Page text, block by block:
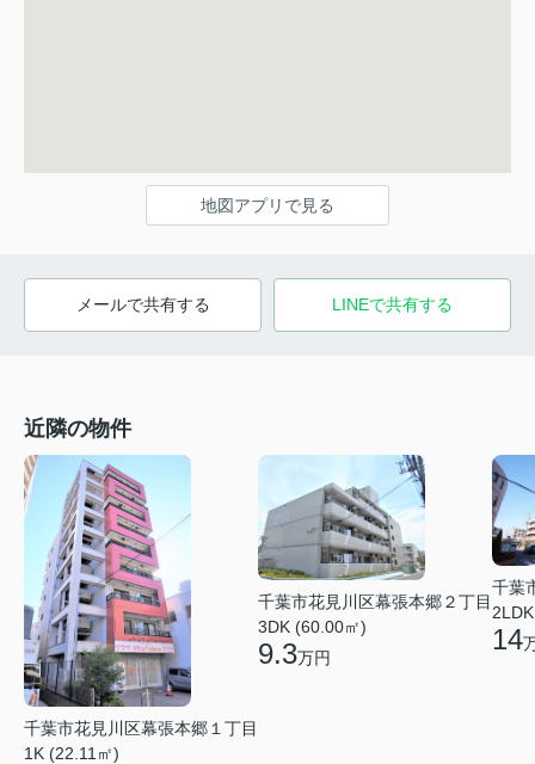
地図アプリで見る
メールで共有する LINEで共有する
近隣の物件
千葉市花見川区幕張本郷１丁目
1K (22.11㎡)
千葉市花見川区幕張本郷２丁目
3DK (60.00㎡)
9.3万円
千葉
14